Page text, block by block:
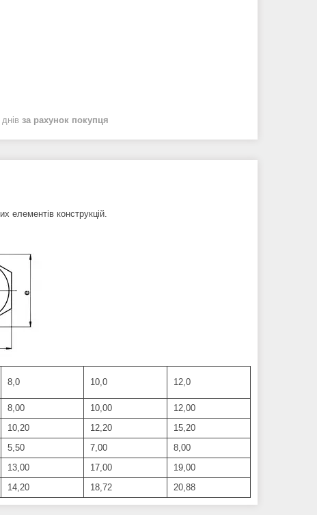
за рахунок покупця
елементів конструкцій.
8,0 10,0 12,0
8,00 10,00
12,00
10,20 12,20
15,20
5,50 7,00
8,00
13,00 17,00
19,00
14,20 18,72 20,88